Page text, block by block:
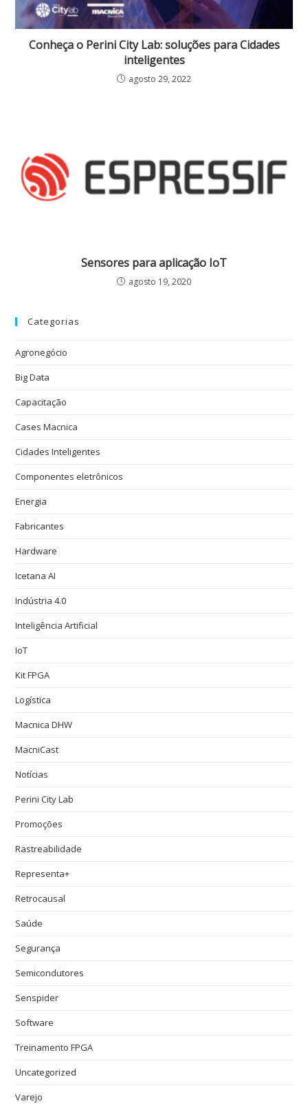
Conheça o Perini City Lab: soluções para Cidades
inteligentes
agosto 29, 2022
Sensores para aplicação IoT
agosto 19, 2020
Categorias
Agronegócio
Big Data
Capacitação
Cases Macnica
Cidades Inteligentes
Componentes eletrônicos
Energia
Fabricantes
Hardware
Icetana AI
Indústria 4.0
Inteligência Artificial
IoT
Kit FPGA
Logística
Macnica DHW
MacniCast
Notícias
Perini City Lab
Promoções
Rastreabilidade
Representa+
Retrocausal
Saúde
Segurança
Semicondutores
Senspider
Software
Treinamento FPGA
Uncategorized
Varejo